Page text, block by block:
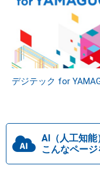
デジテック for
AI（人工知能
こんなペー